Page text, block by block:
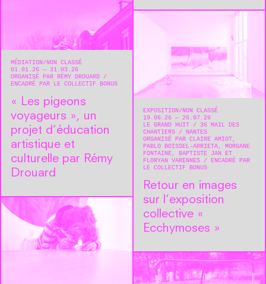
MÉDIATION
NON CLASSÉ
01.01.26 — 31.03.26
ORGANISÉ PAR RÉMY DROUARD
ENCADRÉ PAR LE COLLECTIF BONUS
« Les pigeons
voyageurs », un
projet d’éducation
artistique et
culturelle par Rémy
Drouard
EXPOSITION NON CLASSÉ
19.06.26 — 26.07.26
LE GRAND HUIT
36 MAIL DES
CHANTIERS
NANTES
ORGANISÉ PAR CLAIRE AMIOT,
PABLO BOISSEL-ARRIETA, MORGANE
FONTAINE, BAPTISTE JAN ET
FLORYAN VARENNES
ENCADRÉ PAR
LE COLLECTIF BONUS
Retour en images
sur l’exposition
collective «
Ecchymoses »